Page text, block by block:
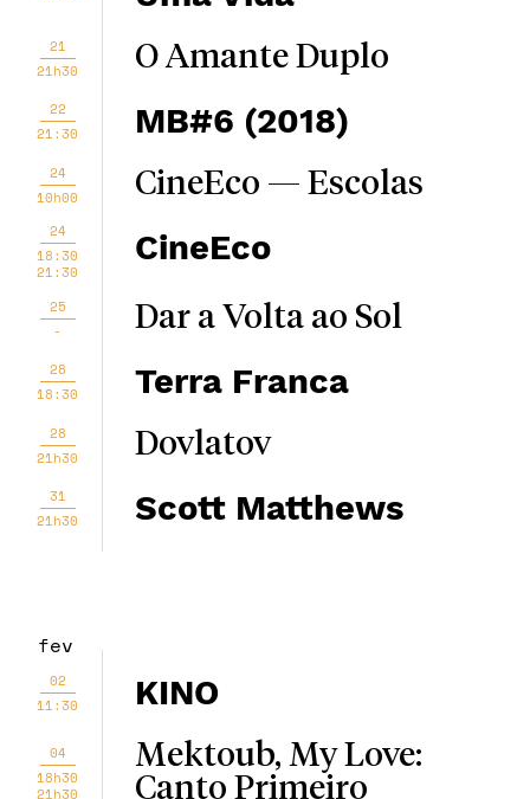
21
21h30
O Amante Duplo
22
21:30
MB#6 (2018)
24
10h00
CineEco — Escolas
24
18:30
21:30
CineEco
25
-
Dar a Volta ao Sol
28
18:30
Terra Franca
28
21h30
Dovlatov
31
21h30
Scott Matthews
fev
02
11:30
KINO
04
18h30
21h30
Mektoub, My Love:
Canto Primeiro